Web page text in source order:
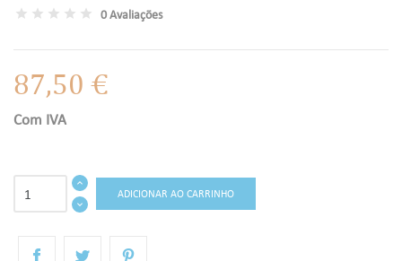
0 Avaliações
87,50 €
Com IVA
ADICIONAR AO CARRINHO